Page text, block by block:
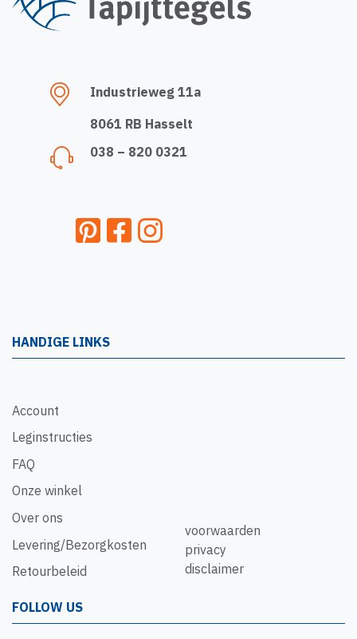
Industrieweg 11a
8061 RB Hasselt
038 – 820 0321
HANDIGE LINKS
Account
Leginstructies
FAQ
Onze winkel
Over ons
Levering/Bezorgkosten
Retourbeleid
voorwaarden
privacy
disclaimer
FOLLOW US